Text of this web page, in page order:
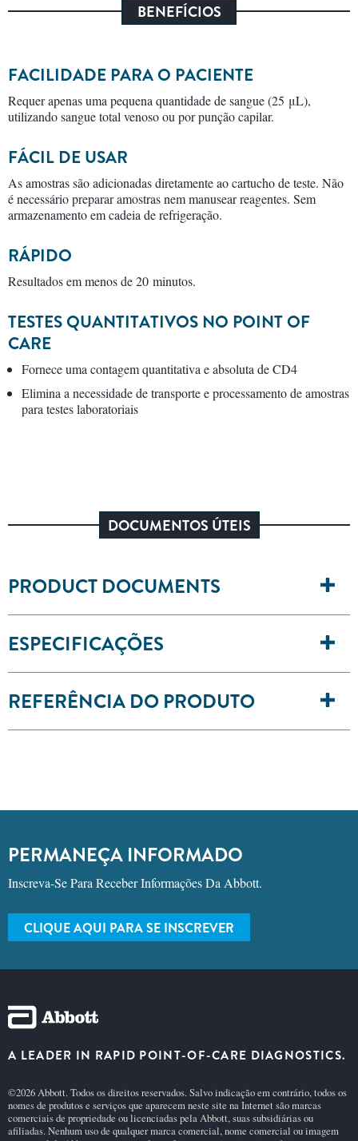
BENEFÍCIOS
FACILIDADE PARA O PACIENTE
Requer apenas uma pequena quantidade de sangue (25 μL),
utilizando sangue total venoso ou por punção capilar.
FÁCIL DE USAR
As amostras são adicionadas diretamente ao cartucho de teste. Não
é necessário preparar amostras nem manusear reagentes. Sem
armazenamento em cadeia de refrigeração.
RÁPIDO
Resultados em menos de 20 minutos.
TESTES QUANTITATIVOS NO POINT OF
CARE
Fornece uma contagem quantitativa e absoluta de CD4
Elimina a necessidade de transporte e processamento de amostras
para testes laboratoriais
DOCUMENTOS ÚTEIS
PRODUCT DOCUMENTS
ESPECIFICAÇÕES
REFERÊNCIA DO PRODUTO
PERMANEÇA INFORMADO
Inscreva-Se Para Receber Informações Da Abbott.
CLIQUE AQUI PARA SE INSCREVER
A LEADER IN RAPID POINT-OF-CARE DIAGNOSTICS.
©2026 Abbott. Todos os direitos reservados. Salvo indicação em contrário, todos os
nomes de produtos e serviços que aparecem neste site na Internet são marcas
comerciais de propriedade ou licenciadas pela Abbott, suas subsidiárias ou
afiliadas. Nenhum uso de qualquer marca comercial, nome comercial ou imagem